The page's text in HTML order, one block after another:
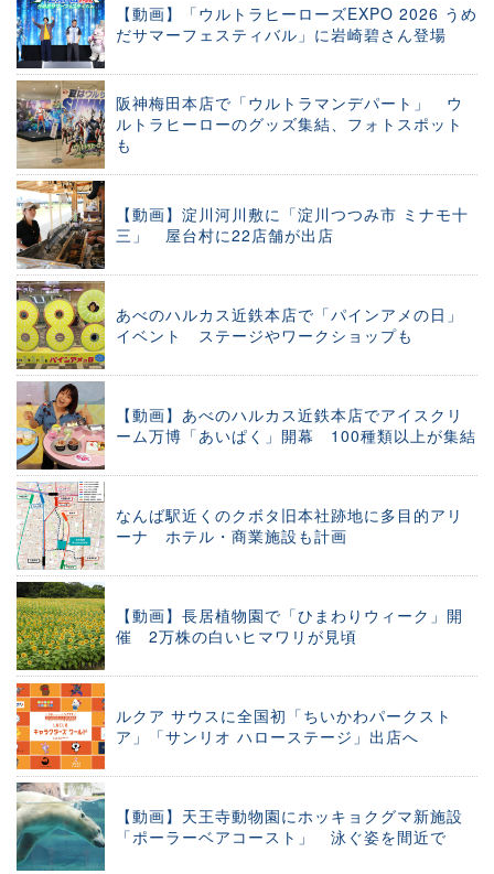
【動画】「ウルトラヒーローズEXPO 2026 うめ
だサマーフェスティバル」に岩崎碧さん登場
阪神梅田本店で「ウルトラマンデパート」 ウ
ルトラヒーローのグッズ集結、フォトスポット
も
【動画】淀川河川敷に「淀川つつみ市 ミナモ十
三」 屋台村に22店舗が出店
あべのハルカス近鉄本店で「パインアメの日」
イベント ステージやワークショップも
【動画】あべのハルカス近鉄本店でアイスクリ
ーム万博「あいぱく」開幕 100種類以上が集結
なんば駅近くのクボタ旧本社跡地に多目的アリ
ーナ ホテル・商業施設も計画
【動画】長居植物園で「ひまわりウィーク」開
催 2万株の白いヒマワリが見頃
ルクア サウスに全国初「ちいかわパークスト
ア」「サンリオ ハローステージ」出店へ
【動画】天王寺動物園にホッキョクグマ新施設
「ポーラーベアコースト」 泳ぐ姿を間近で